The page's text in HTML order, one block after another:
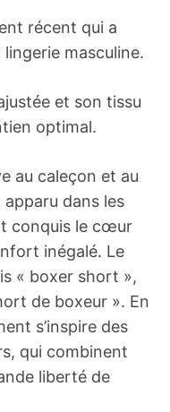
récent qui a
masculine.
et son tissu
optimal.
au caleçon et au
dans les
conquis le cœur
inégalé. Le
« boxer short »,
de boxeur ». En
s’inspire des
qui combinent
liberté de